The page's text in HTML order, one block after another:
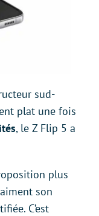
sud-
plat une fois
, le Z Flip 5 a
plus
son
C’est